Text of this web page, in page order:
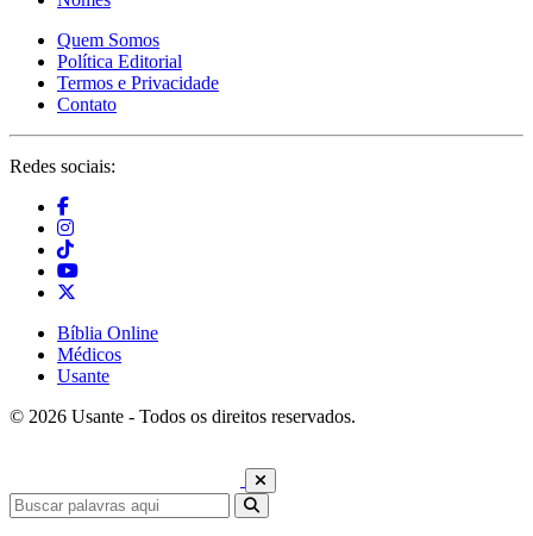
Quem Somos
Política Editorial
Termos e Privacidade
Contato
Redes sociais:
Bíblia Online
Médicos
Usante
© 2026 Usante - Todos os direitos reservados.